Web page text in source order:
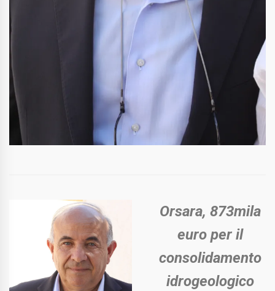
Orsara, 873mila
euro per il
consolidamento
idrogeologico